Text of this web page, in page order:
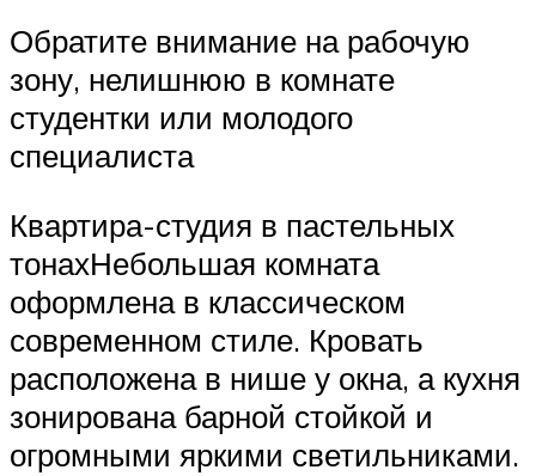
Обратите внимание на рабочую
зону, нелишнюю в комнате
студентки или молодого
специалиста
Квартира-студия в пастельных
тонахНебольшая комната
оформлена в классическом
современном стиле. Кровать
расположена в нише у окна, а кухня
зонирована барной стойкой и
огромными яркими светильниками.